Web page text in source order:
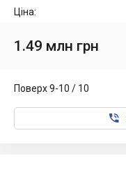
Ціна:
1.49 млн грн
Поверх 9-10 / 10
